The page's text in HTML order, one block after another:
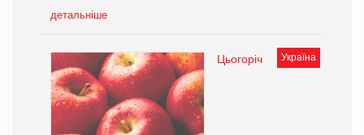
детальніше
Україна
Цьогоріч